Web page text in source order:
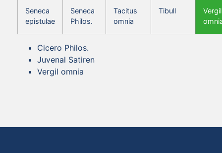
Seneca
epistulae
Seneca
Philos.
Tacitus
omnia
Tibull
Vergil
Cicero Philos.
Juvenal Satiren
Vergil omnia